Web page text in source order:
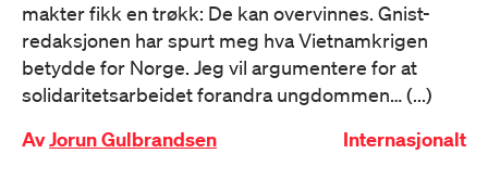
makter fikk en trøkk: De kan overvinnes. Gnist-
redaksjonen har spurt meg hva Vietnamkrigen
betydde for Norge. Jeg vil argumentere for at
solidaritetsarbeidet forandra ungdommen… (...)
AvJorun Gulbrandsen Internasjonalt